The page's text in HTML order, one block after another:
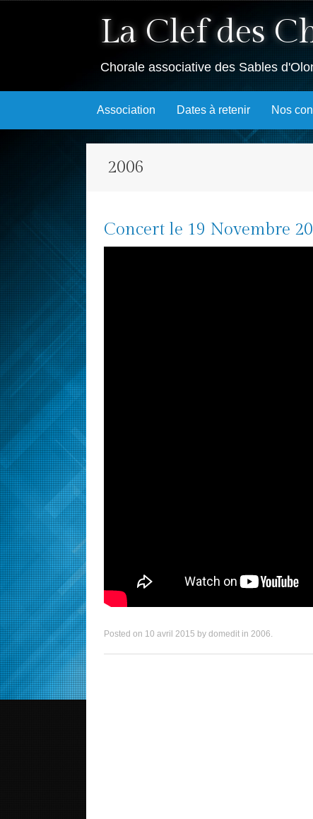
La Clef des
Chorale associative des Sables
Skip
content
Association Dates à retenir Nos
2006
Concert le 19 Novembre
Posted on 10 avril 2015 by domedit in 2006.